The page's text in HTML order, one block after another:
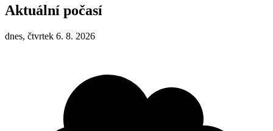
Aktuální počasí
dnes, čtvrtek 6. 8. 2026